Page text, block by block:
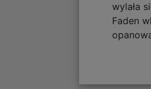
wylała
Faden